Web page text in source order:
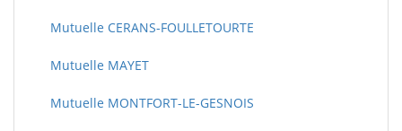
Mutuelle CERANS-FOULLETOURTE
Mutuelle MAYET
Mutuelle MONTFORT-LE-GESNOIS